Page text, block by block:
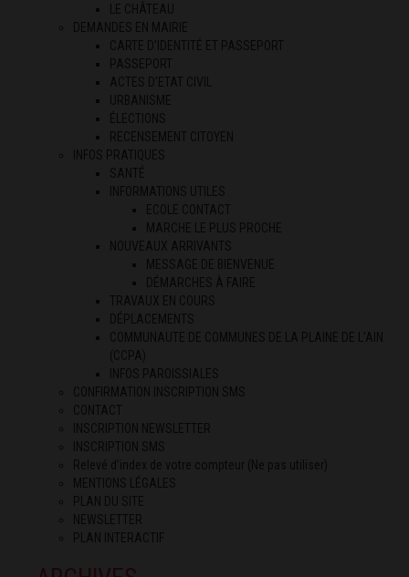
LE CHÂTEAU
DEMANDES EN MAIRIE
CARTE D’IDENTITÉ ET PASSEPORT
PASSEPORT
ACTES D’ETAT CIVIL
URBANISME
ÉLECTIONS
RECENSEMENT CITOYEN
INFOS PRATIQUES
SANTÉ
INFORMATIONS UTILES
ECOLE CONTACT
MARCHE LE PLUS PROCHE
NOUVEAUX ARRIVANTS
MESSAGE DE BIENVENUE
DÉMARCHES À FAIRE
TRAVAUX EN COURS
DÉPLACEMENTS
COMMUNAUTE DE COMMUNES DE LA PLAINE DE L’AIN
(CCPA)
INFOS PAROISSIALES
CONFIRMATION INSCRIPTION SMS
CONTACT
INSCRIPTION NEWSLETTER
INSCRIPTION SMS
Relevé d’index de votre compteur (Ne pas utiliser)
MENTIONS LÉGALES
PLAN DU SITE
NEWSLETTER
PLAN INTERACTIF